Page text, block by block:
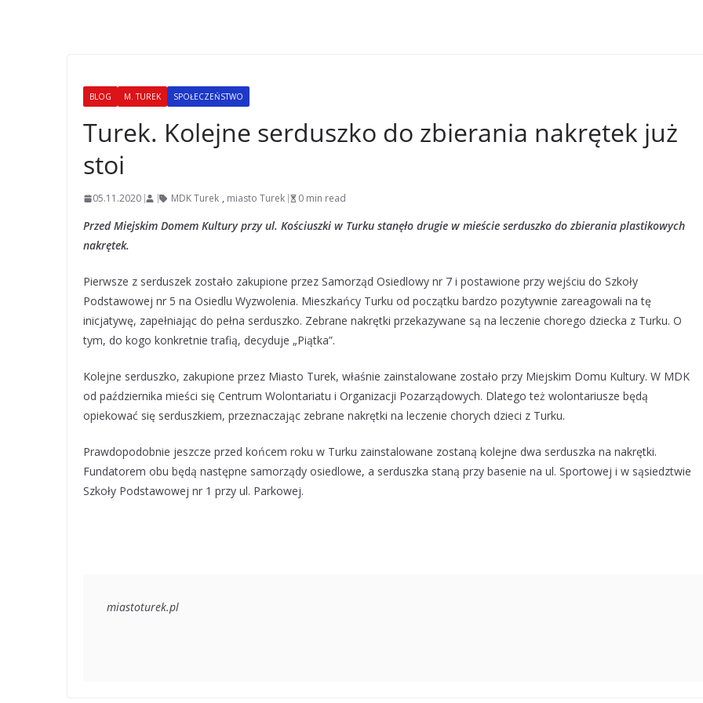
BLOG M. TUREK SPOŁECZEŃSTWO
Turek. Kolejne serduszko do zbierania nakrętek już
stoi
05.11.2020 MDK Turek , miasto Turek 0 min read
Przed Miejskim Domem Kultury przy ul. Kościuszki w Turku stanęło drugie w mieście serduszko do zbierania plastikowych
nakrętek.
Pierwsze z serduszek zostało zakupione przez Samorząd Osiedlowy nr 7 i postawione przy wejściu do Szkoły
Podstawowej nr 5 na Osiedlu Wyzwolenia. Mieszkańcy Turku od początku bardzo pozytywnie zareagowali na tę
inicjatywę, zapełniając do pełna serduszko. Zebrane nakrętki przekazywane są na leczenie chorego dziecka z Turku. O
tym, do kogo konkretnie trafią, decyduje „Piątka”.
Kolejne serduszko, zakupione przez Miasto Turek, właśnie zainstalowane zostało przy Miejskim Domu Kultury. W MDK
od października mieści się Centrum Wolontariatu i Organizacji Pozarządowych. Dlatego też wolontariusze będą
opiekować się serduszkiem, przeznaczając zebrane nakrętki na leczenie chorych dzieci z Turku.
Prawdopodobnie jeszcze przed końcem roku w Turku zainstalowane zostaną kolejne dwa serduszka na nakrętki.
Fundatorem obu będą następne samorządy osiedlowe, a serduszka staną przy basenie na ul. Sportowej i w sąsiedztwie
Szkoły Podstawowej nr 1 przy ul. Parkowej.
miastoturek.pl